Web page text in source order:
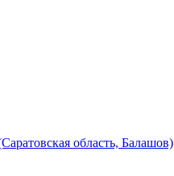
область, Балашов)